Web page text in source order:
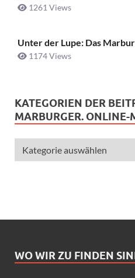
1261 Views
Unter der Lupe: Das
1174 Views
KATEGORIEN DER
MARBURGER. ONLINE-
WO WIR ZU FINDEN